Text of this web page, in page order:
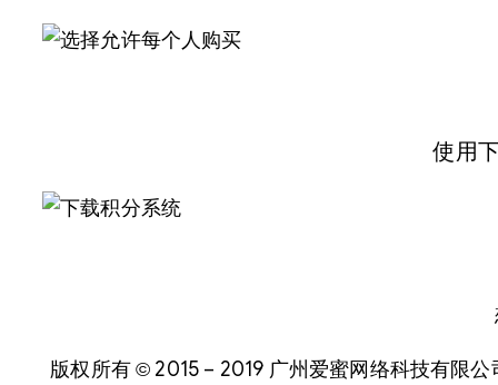
使用
版权所有 © 2015 – 2019 广州爱蜜网络科技有限公